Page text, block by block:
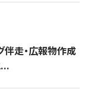
走・広報物作成